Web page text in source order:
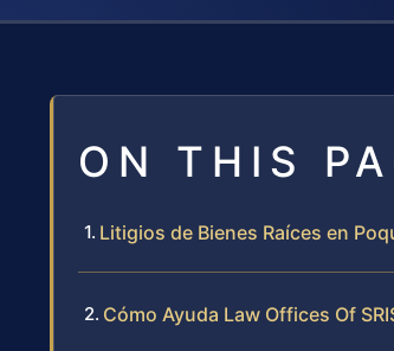
ON THIS
Litigios de Bienes Raíces en
Cómo Ayuda Law Offices Of